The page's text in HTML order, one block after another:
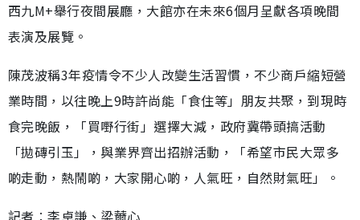
西九M+舉行夜間展廳，大館亦在未來6個月呈獻各項晚間
表演及展覽。
陳茂波稱3年疫情令不少人改變生活習慣，不少商戶縮短營
業時間，以往晚上9時許尚能「食住等」朋友共聚，到現時
食完晚飯，「買嘢行街」選擇大減，政府冀帶頭搞活動
「拋磚引玉」，與業界齊出招辦活動，「希望市民大眾多
啲走動，熱鬧啲，大家開心啲，人氣旺，自然財氣旺」。
記者︰李卓謙、梁薾心